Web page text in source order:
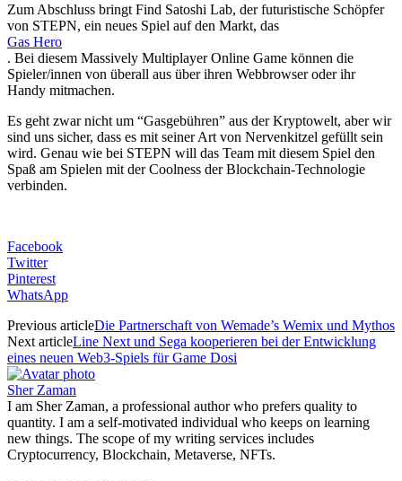
Zum Abschluss bringt Find Satoshi Lab, der futuristische Schöpfer
von STEPN, ein neues Spiel auf den Markt, das
Gas Hero
. Bei diesem Massively Multiplayer Online Game können die
Spieler/innen von überall aus über ihren Webbrowser oder ihr
Handy mitmachen.
Es geht zwar nicht um “Gasgebühren” aus der Kryptowelt, aber wir
sind uns sicher, dass es mit seiner Art von Nervenkitzel gefüllt sein
wird. Genau wie bei STEPN will das Team mit diesem Spiel den
Spaß am Spielen mit der Coolness der Blockchain-Technologie
verbinden.
Facebook
Twitter
Pinterest
WhatsApp
Previous articleDie Partnerschaft von Wemade’s Wemix und Mythos
Next articleLine Next und Sega kooperieren bei der Entwicklung
eines neuen Web3-Spiels für Game Dosi
Sher Zaman
I am Sher Zaman, a professional author who prefers quality to
quantity. I am a self-motivated individual who keeps on learning
new things. The scope of my writing services includes
Cryptocurrency, Blockchain, Metaverse, NFTs.